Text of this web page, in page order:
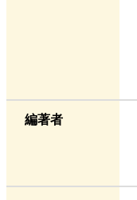
編著者